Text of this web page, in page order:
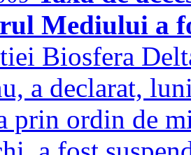
Mediului a
Biosfera
a declarat,
prin ordin de